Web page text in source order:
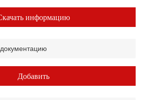
информацию
Добавить